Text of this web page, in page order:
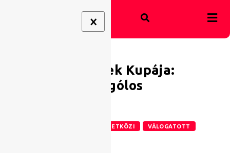
X
Afrikai Nemzetek Kupája:
küzdelmes, egygólos
NEMZETKÖZI VÁLOGATOTT